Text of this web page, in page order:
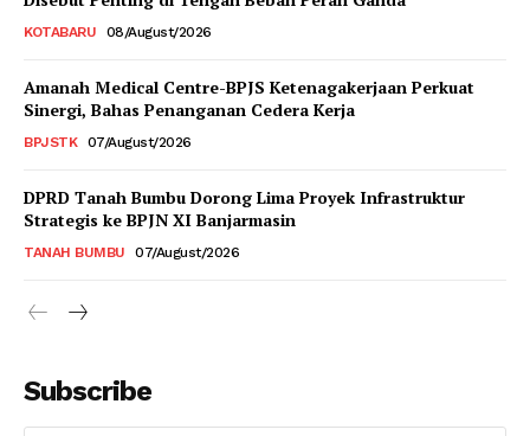
KOTABARU 08/August/2026
Amanah Medical Centre-BPJS Ketenagakerjaan Perkuat
Sinergi, Bahas Penanganan Cedera Kerja
BPJSTK 07/August/2026
DPRD Tanah Bumbu Dorong Lima Proyek Infrastruktur
Strategis ke BPJN XI Banjarmasin
TANAH BUMBU 07/August/2026
Subscribe